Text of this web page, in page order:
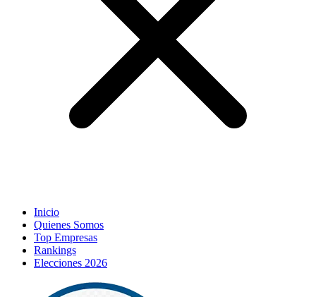
Inicio
Quienes Somos
Top Empresas
Rankings
Elecciones 2026